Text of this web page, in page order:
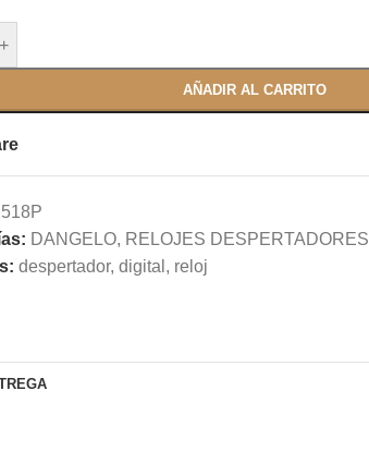
+
AÑADIR AL CARRITO
DANGELO, RELOJES DESPERTADORES
despertador, digital , reloj